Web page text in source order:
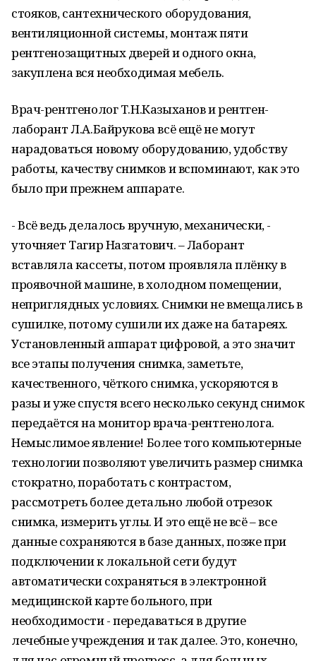
стояков, сантехнического оборудования,
вентиляционной системы, монтаж пяти
рентгенозащитных дверей и одного окна,
закуплена вся необходимая мебель.
Врач-рентгенолог Т.Н.Казыханов и рентген-
лаборант Л.А.Байрукова всё ещё не могут
нарадоваться новому оборудованию, удобству
работы, качеству снимков и вспоминают, как это
было при прежнем аппарате.
- Всё ведь делалось вручную, механически, -
уточняет Тагир Назгатович. – Лаборант
вставляла кассеты, потом проявляла плёнку в
проявочной машине, в холодном помещении,
неприглядных условиях. Снимки не вмещались в
сушилке, потому сушили их даже на батареях.
Установленный аппарат цифровой, а это значит
все этапы получения снимка, заметьте,
качественного, чёткого снимка, ускоряются в
разы и уже спустя всего несколько секунд снимок
передаётся на монитор врача-рентгенолога.
Немыслимое явление! Более того компьютерные
технологии позволяют увеличить размер снимка
стократно, поработать с контрастом,
рассмотреть более детально любой отрезок
снимка, измерить углы. И это ещё не всё – все
данные сохраняются в базе данных, позже при
подключении к локальной сети будут
автоматически сохраняться в электронной
медицинской карте больного, при
необходимости - передаваться в другие
лечебные учреждения и так далее. Это, конечно,